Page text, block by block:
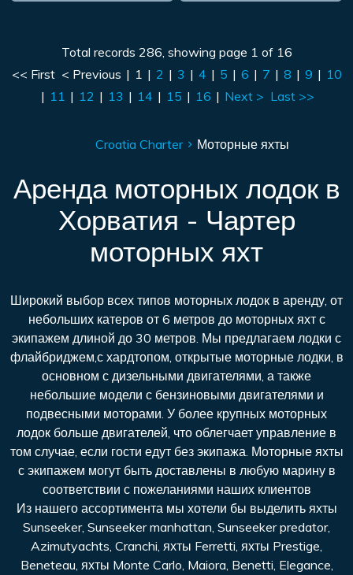
Total records 286, showing page 1 of 16
<< First < Previous | 1 | 2 | 3 | 4 | 5 | 6 | 7 | 8 | 9 | 10
| 11 | 12 | 13 | 14 | 15 | 16 | Next > Last >>
Croatia Charter Моторные яхты
Аренда моторных лодок в
Хорватия - Чартер
моторных яхт
Широкий выбор всех типов моторных лодок в аренду, от
небольших катеров от 6 метров до моторных яхт с
экипажем длиной до 30 метров. Мы предлагаем лодки с
флайбриджем,с хардтопом, открытые моторные лодки, в
основном с дизельными двигателями, а также
небольшие модели с бензиновыми двигателями и
подвесными моторами. У более крупных моторных
лодок больше двигателей, что облегчает управление в
том случае, если гости едут без экипажа. Моторные яхты
с экипажем могут быть доставлены в любую марину в
соответствии с пожеланиями наших клиентов
Из нашего ассортимента мы хотели бы выделить яхты
Sunseeker, Sunseeker manhattan, Sunseeker predator,
Azimutyachts, Cranchi, яхты Ferretti, яхты Prestige,
Beneteau, яхты Monte Carlo, Maiora, Benetti, Elegance,